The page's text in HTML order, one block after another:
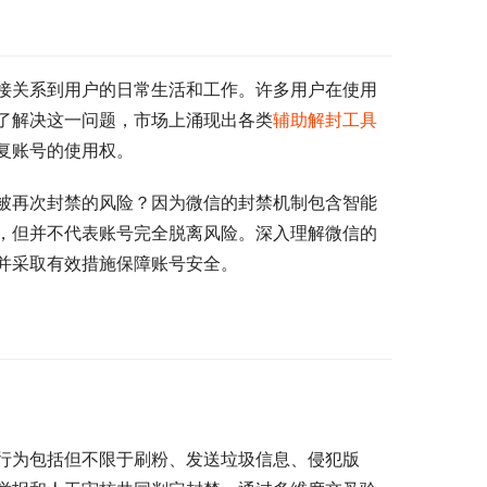
系到用户的日常生活和工作。许多用户在使用
解决这一问题，市场上涌现出各类辅助解封工具
号的使用权。
次封禁的风险？因为微信的封禁机制包含智能
并不代表账号完全脱离风险。深入理解微信的
取有效措施保障账号安全。
包括但不限于刷粉、发送垃圾信息、侵犯版